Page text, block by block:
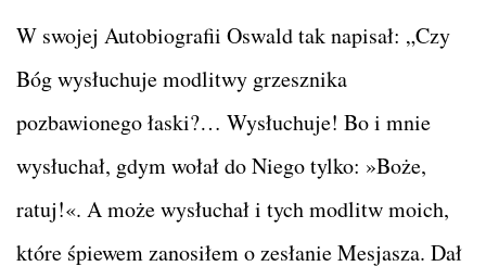
W swojej Autobiografii Oswald tak napisał: „Czy
Bóg wysłuchuje modlitwy grzesznika
pozbawionego łaski?… Wysłuchuje! Bo i mnie
wysłuchał, gdym wołał do Niego tylko: »Boże,
ratuj!«. A może wysłuchał i tych modlitw moich,
które śpiewem zanosiłem o zesłanie Mesjasza. Dał